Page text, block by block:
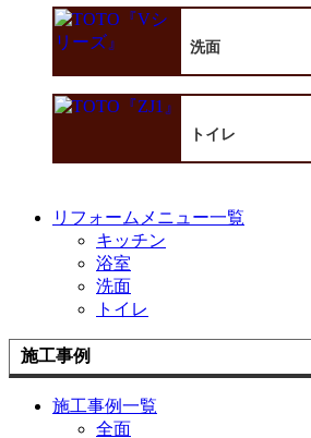
洗面
トイレ
リフォームメニュー一覧
キッチン
浴室
洗面
トイレ
施工事例
施工事例一覧
全面